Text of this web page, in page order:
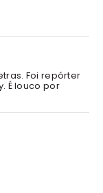
Foi repórter
É louco por